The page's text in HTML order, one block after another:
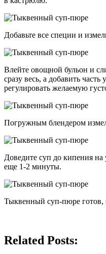
Добавьте все специи и
Влейте овощной бульон и
сразу весь, а добавить
регулировать желаемую
Погружным блендером
Доведите суп до кипения на
еще 1-2 минуты.
Тыквенный суп-пюре готов,
Related Posts: